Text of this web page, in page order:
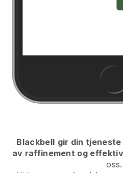
Blackbell gir din
av raffinement og
oss.